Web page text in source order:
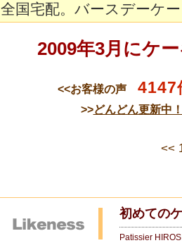
全国宅配。バースデーケ
2009年3月にケ
<<お客様の声 4147
>>どんどん更新中
<<
初めての
Patissier